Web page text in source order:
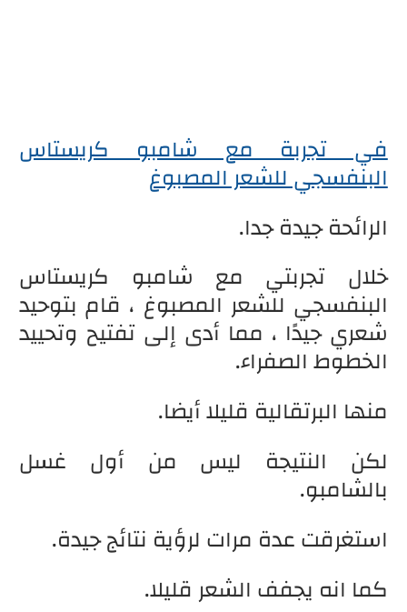
في تجربة مع شامبو كريستاس
البنفسجي للشعر المصبوغ
الرائحة جيدة جدا.
خلال تجربتي مع شامبو كريستاس
البنفسجي للشعر المصبوغ ، قام بتوحيد
شعري جيدًا ، مما أدى إلى تفتيح وتحييد
الخطوط الصفراء.
منها البرتقالية قليلا أيضا.
لكن النتيجة ليس من أول غسل
بالشامبو.
استغرقت عدة مرات لرؤية نتائج جيدة.
كما انه يجفف الشعر قليلا.